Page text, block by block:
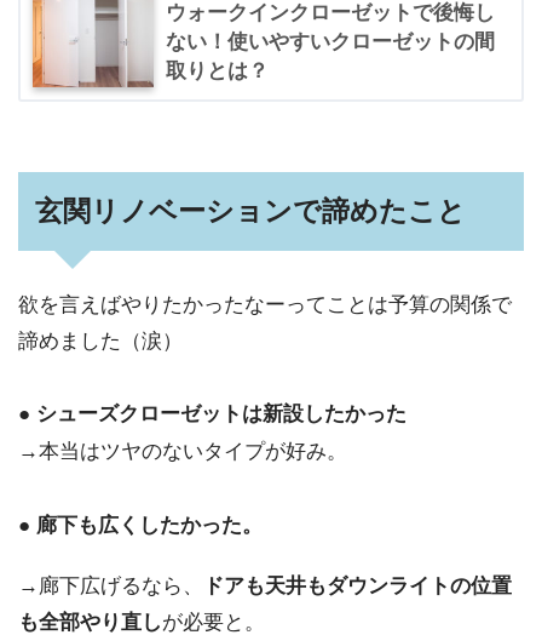
ウォークインクローゼットで後悔し
ない！使いやすいクローゼットの間
取りとは？
玄関リノベーションで諦めたこと
欲を言えばやりたかったなーってことは予算の関係で
諦めました（涙）
● シューズクローゼットは新設したかった
→本当はツヤのないタイプが好み。
● 廊下も広くしたかった。
→廊下広げるなら、
ドアも天井もダウンライトの位置
も全部やり直しが必要と。